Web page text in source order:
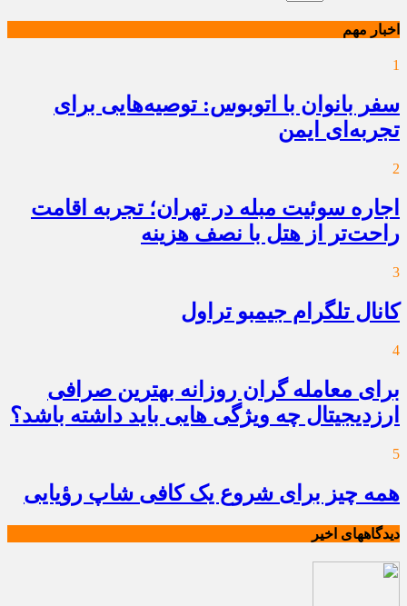
اخبار مهم
1
سفر بانوان با اتوبوس: توصیه‌هایی برای
تجربه‌ای ایمن
2
اجاره سوئیت مبله در تهران؛ تجربه اقامت
راحت‌تر از هتل با نصف هزینه
3
کانال تلگرام جیمبو تراول
4
برای معامله گران روزانه بهترین صرافی
ارزدیجیتال چه ویژگی هایی باید داشته باشد؟
5
همه چیز برای شروع یک کافی شاپ رؤیایی
دیدگاههای اخیر